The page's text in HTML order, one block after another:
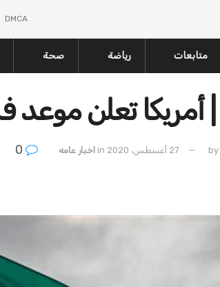
DMCA
متابعات رياضة صحة
by 27 أغسطس، 2020 in اخبار عامه